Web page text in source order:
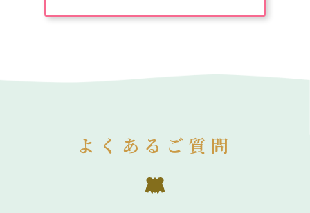
よくあるご質問